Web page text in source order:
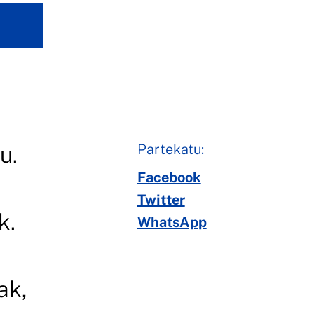
Partekatu:
Facebook
Twitter
WhatsApp